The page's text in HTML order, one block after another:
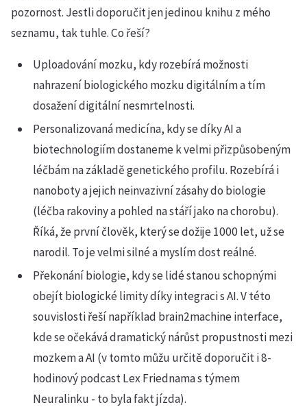
pozornost. Jestli doporučit jen jedinou knihu z mého
seznamu, tak tuhle. Co řeší?
Uploadování mozku, kdy rozebírá možnosti
nahrazení biologického mozku digitálním a tím
dosažení digitální nesmrtelnosti.
Personalizovaná medicína, kdy se díky AI a
biotechnologiím dostaneme k velmi přizpůsobeným
léčbám na základě genetického profilu. Rozebírá i
nanoboty a jejich neinvazivní zásahy do biologie
(léčba rakoviny a pohled na stáří jako na chorobu).
Říká, že první člověk, který se dožije 1000 let, už se
narodil. To je velmi silné a myslím dost reálné.
Překonání biologie, kdy se lidé stanou schopnými
obejít biologické limity díky integraci s AI. V této
souvislosti řeší například brain2machine interface,
kde se očekává dramatický nárůst propustnosti mezi
mozkem a AI (v tomto můžu určitě doporučit i 8-
hodinový podcast Lex Friednama s týmem
Neuralinku - to byla fakt jízda).